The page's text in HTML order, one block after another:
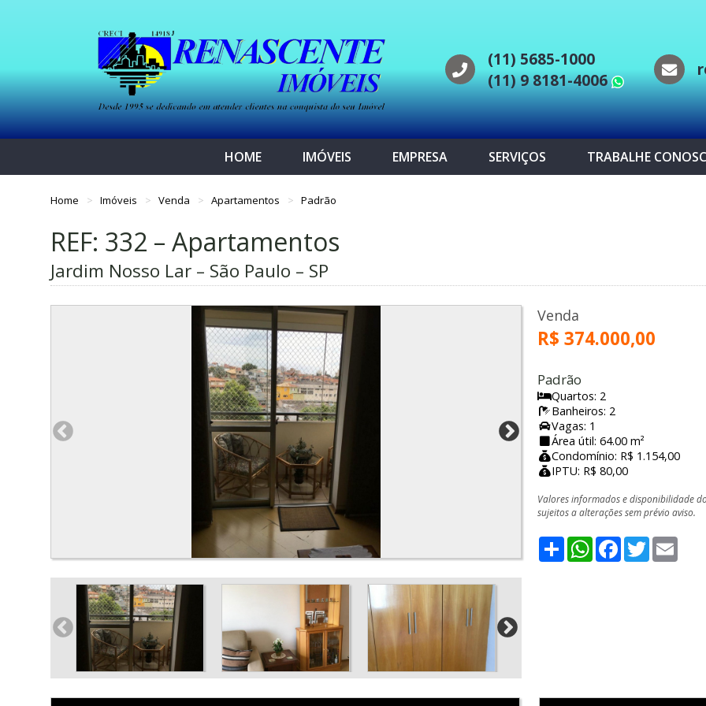
(11) 5685-1000
(11) 9 8181-4006
HOME IMÓVEIS EMPRESA SERVIÇOS TRABALHE
Home Imóveis Venda Apartamentos Padrão
REF: 332 – Apartamentos
Jardim Nosso Lar – São Paulo – SP
Venda
R$ 374.000,00
Padrão
Quartos: 2
Banheiros: 2
Vagas: 1
Área útil: 64.00 m²
Condomínio: R$ 1.154,00
IPTU: R$ 80,00
Valores informados e disponibilidade
sujeitos a alterações sem prévio aviso.
ShareWhatsApp
Facebook
Twitter